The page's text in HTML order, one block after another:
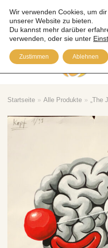
Zum
Inhalt
springen
Startseite » Alle Produkte » „The
Wir verwenden Cookies, um
unserer Website zu bieten.
Du kannst mehr darüber
verwenden, oder sie unter
Zustimmen Ablehnen